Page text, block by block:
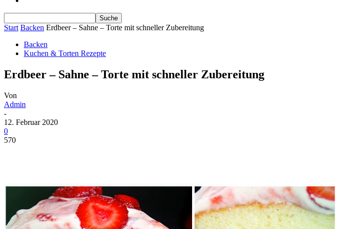
Start Backen Erdbeer – Sahne – Torte mit schneller Zubereitung
Backen
Kuchen & Torten Rezepte
Erdbeer – Sahne – Torte mit schneller Zubereitung
Von
Admin
-
12. Februar 2020
0
570